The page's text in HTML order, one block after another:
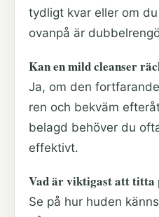
tydligt kvar eller om
ovanpå är
Kan en mild cleanser
Ja, om den
ren och bekväm
belagd behöver du
effektivt.
Vad är viktigast att titta
Se på hur huden